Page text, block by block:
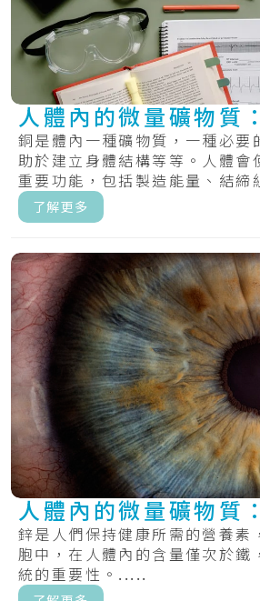
人體內的微量礦物質
銅是體內一種礦物質，一種必要
助於建立身體結構等等。人體會
重要功能，包括製造能量、結締
有助.....
了解更多
人體內的微量礦物質
鋅是人們保持健康所需的營養素
胞中，在人體內的含量僅次於鐵
統的重要性。.....